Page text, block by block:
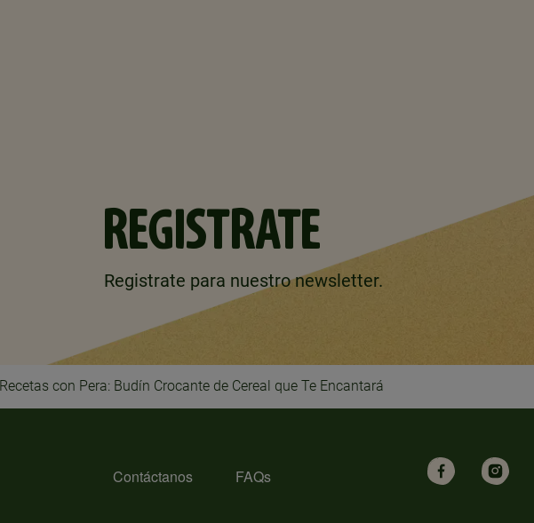
REGISTRATE
Registrate para nuestro newsletter.
Recetas con Pera: Budín Crocante de Cereal que Te Encantará
Contáctanos FAQs